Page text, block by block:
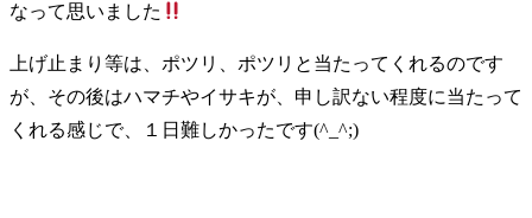
なって思いました
上げ止まり等は、ポツリ、ポツリと当たってくれるのです
が、その後はハマチやイサキが、申し訳ない程度に当たって
くれる感じで、１日難しかったです(^_^;)